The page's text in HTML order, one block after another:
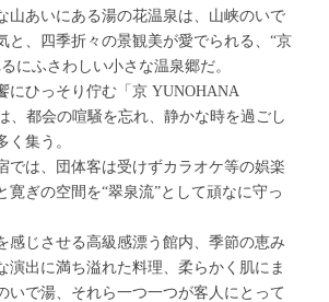
あいにある湯の花温泉は、山峡のいで
と、四季折々の景観美が愛でられる、“京
にふさわしい小さな温泉郷だ。
ひっそり佇む「京 YUNOHANA
、都会の喧騒を忘れ、静かな時を過ごし
く集う。
は、団体客は受けずカラオケ等の娯楽
寛ぎの空間を“翠泉流”として頑なに守っ
じさせる高級感漂う館内、季節の恵み
演出に満ち溢れた料理、柔らかく肌にま
いで湯、それら一つ一つが客人にとって